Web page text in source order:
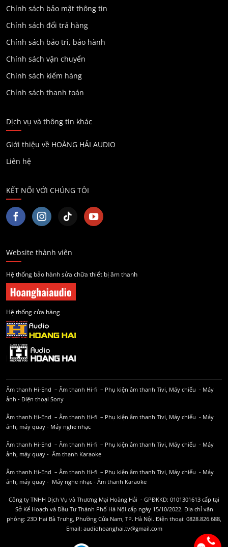
Chính sách bảo mật thông tin
Chính sách đổi trả hàng
Chính sách bảo trì, bảo hành
Chính sách vận chuyển
Chính sách kiểm hàng
Chính sách thanh toán
Dịch vụ và thông tin khác
Giới thiệu về HOÀNG HẢI AUDIO
Liên hệ
KẾT NỐI VỚI CHÚNG TÔI
Website thành viên
Hệ thống bảo hành sửa chữa thiết bị âm thanh
Hệ thống cửa hàng
Âm thanh Hi-End – Âm thanh Hi-fi – Phụ kiện âm thanh Tivi, Máy chiếu - Máy
ảnh - Điện thoại Sony
Âm thanh Hi-End – Âm thanh Hi-fi – Phụ kiện âm thanh Tivi, Máy chiếu - Máy
ảnh, máy quay - Máy nghe nhạc
Âm thanh Hi-End – Âm thanh Hi-fi – Phụ kiện âm thanh Tivi, Máy chiếu - Máy
ảnh, máy quay - Âm thanh Karaoke
Âm thanh Hi-End – Âm thanh Hi-fi – Phụ kiện âm thanh Tivi, Máy chiếu - Máy
ảnh, máy quay - Máy nghe nhạc - Âm thanh Karaoke
Công ty TNHH Dịch Vụ và Thương Mại Hoàng Hải - GPĐKKD: 0101301613 cấp tại
Sở Kế Hoạch và Đầu Tư Thành Phố Hà Nội cấp ngày 15/10/2022. Địa chỉ văn
phòng: 23D Hai Bà Trưng, Phường Cửa Nam, TP. Hà Nội. Điện thoại: 0828.826.688,
Email: audiohoanghai.tv@gmail.com